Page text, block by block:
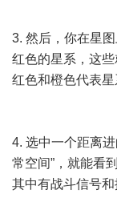
3. 然后，你在星
红色的星系，这些
红色和橙色代表
4. 选中一个距离
常空间”，就能看
其中有战斗信号和